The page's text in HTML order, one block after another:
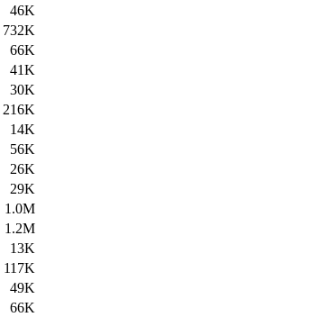
46K
732K
66K
41K
30K
216K
14K
56K
26K
29K
1.0M
1.2M
13K
117K
49K
66K